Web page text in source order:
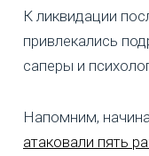
К ликвидации
привлекались
саперы и
Напомним,
атаковали пять